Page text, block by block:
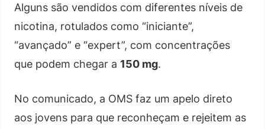
Alguns são vendidos com diferentes níveis de
nicotina, rotulados como “iniciante”,
“avançado” e “expert”, com concentrações
que podem chegar a 150 mg.
No comunicado, a OMS faz um apelo direto
aos jovens para que reconheçam e rejeitem as